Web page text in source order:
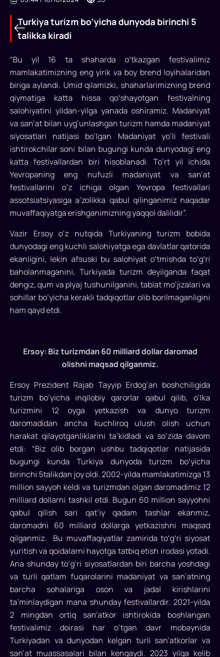
Turkiya
turizm
bo‘yicha
dunyoda
birinchi
talikka
kiradi
Turkiya
madaniyat
turizm
vaziri
Mehmet
Nuri
Ersoy
nutqida
Madaniyat
yo‘li
festivalini
qisqa
vaqt
ichida
yana
hududga
kirib
kelganini
mamnuniyat
bilan
tilga
oldi
shunday
dedi..
Turkiya turizm bo‘yicha dunyoda birinchi 5
talikka kiradi
“Bu yil 16 ta shaharda oʻtkazgan festivalimiz
mamlakatimizning eng yirik va boy brend loyihalaridan
biriga aylandi. Umid qilamizki, shaharlarimizning brend
qiymatiga katta hissa qoʻshayotgan festivalning
salohiyatini yildan-yilga yanada oshiramiz. Madaniyat
va san’at bilan uyg‘unlashgan turizm hamda madaniyat
siyosatlari natijasi bo‘lgan Madaniyat yo‘li festivali
ishtirokchilar soni bilan bugungi kunda dunyodagi eng
katta festivallardan biri hisoblanadi. To‘rt yil ichida
Yevropaning eng nufuzli madaniyat va san’at
festivallarini o‘z ichiga olgan Yevropa festivallari
assotsiatsiyasiga a’zolikka qabul qilinganimiz naqadar
muvaffaqiyatga erishganimizning yaqqol dalilidir”.
Vazir Ersoy o‘z nutqida Turkiyaning turizm bobida
dunyodagi eng kuchli salohiyatga ega davlatlar qatorida
ekanligini, lekin afsuski bu salohiyat oʻtmishda toʻgʻri
baholanmaganini, Turkiyada turizm deyilganda faqat
dengiz, qum va plyaj tushunilganini, tabiat mo’jizalari va
sohillar bo‘yicha kerakli tadqiqotlar olib borilmaganligini
ham qayd etdi.
Ersoy: Biz turizmdan 60 milliard dollar daromad
olishni maqsad qilganmiz.
Ersoy Prezident Rajab Tayyip Erdog‘an boshchiligida
turizm bo‘yicha inqilobiy qarorlar qabul qilib, o‘lka
turizmini 12 oyga yetkazish va dunyo turizm
daromadidan ancha kuchliroq ulush olish uchun
harakat qilayotganliklarini ta’kidladi va so‘zida davom
etdi: “Biz olib borgan ushbu tadqiqotlar natijasida
bugungi kunda Turkiya dunyoda turizm boʻyicha
birinchi 5talikdan joy oldi. 2002-yilda mamlakatimizga 13
million sayyoh keldi va turizmdan olgan daromadimiz 12
milliard dollarni tashkil etdi. Bugun 60 million sayyohni
qabul qilish sari qat’iy qadam tashlar ekanmiz,
daromadni 60 milliard dollarga yetkazishni maqsad
qilganmiz. Bu muvaffaqiyatlar zamirida toʻgʻri siyosat
yuritish va qoidalarni hayotga tatbiq etish irodasi yotadi.
Ana shunday to‘g‘ri siyosatlardan biri barcha yoshdagi
va turli qatlam fuqarolarini madaniyat va san’atning
barcha sohalariga oson va jadal kirishlarini
ta’minlaydigan mana shunday festivallardir. 2021-yilda
2 mingdan ortiq san’atkor ishtirokida boshlangan
festivalimiz doirasi har o’tgan davr mobaynida
Turkiyadan va dunyodan kelgan turli san’atkorlar va
san’at muassasalari bilan kengaydi. 2023 yilga kelib